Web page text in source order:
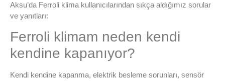
Aksu’da Ferroli klima kullanıcılarından sıkça aldığımız sorular
ve yanıtları:
Ferroli klimam neden kendi
kendine kapanıyor?
Kendi kendine kapanma, elektrik besleme sorunları, sensör